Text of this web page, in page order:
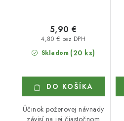
Skladom (20 ks)
4,80 € bez DPH
5,90 €
DO KOŠÍKA
Účinok požerovej návnady
závisí na jej čiastočnom